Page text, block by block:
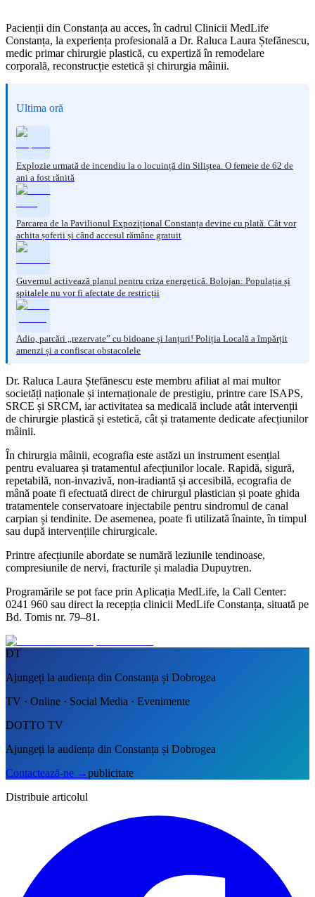
Pacienții din Constanța au acces, în cadrul Clinicii MedLife
Constanța, la experiența profesională a Dr. Raluca Laura Ștefănescu,
medic primar chirurgie plastică, cu expertiză în remodelare
corporală, reconstrucție estetică și chirurgia mâinii.
Ultima oră
Explozie urmată de incendiu la o locuință din Siliștea. O femeie de 62 de
ani a fost rănită
Parcarea de la Pavilionul Expozițional Constanța devine cu plată. Cât vor
achita șoferii și când accesul rămâne gratuit
Guvernul activează planul pentru criza energetică. Bolojan: Populația și
spitalele nu vor fi afectate de restricții
Adio, parcări „rezervate” cu bidoane și lanțuri! Poliția Locală a împărțit
amenzi și a confiscat obstacolele
Dr. Raluca Laura Ștefănescu este membru afiliat al mai multor
societăți naționale și internaționale de prestigiu, printre care ISAPS,
SRCE și SRCM, iar activitatea sa medicală include atât intervenții
de chirurgie plastică și estetică, cât și tratamente dedicate afecțiunilor
mâinii.
În chirurgia mâinii, ecografia este astăzi un instrument esențial
pentru evaluarea și tratamentul afecțiunilor locale. Rapidă, sigură,
repetabilă, non-invazivă, non-iradiantă și accesibilă, ecografia de
mână poate fi efectuată direct de chirurgul plastician și poate ghida
tratamentele conservatoare injectabile pentru sindromul de canal
carpian și tendinite. De asemenea, poate fi utilizată înainte, în timpul
sau după intervențiile chirurgicale.
Printre afecțiunile abordate se numără leziunile tendinoase,
compresiunile de nervi, fracturile și maladia Dupuytren.
Programările se pot face prin Aplicația MedLife, la Call Center:
0241 960 sau direct la recepția clinicii MedLife Constanța, situată pe
Bd. Tomis nr. 79–81.
DT
Ajungeți la audiența din Constanța și Dobrogea
TV · Online · Social Media · Evenimente
DOTTO TV
Ajungeți la audiența din Constanța și Dobrogea
Contactează-ne →publicitate
Distribuie articolul